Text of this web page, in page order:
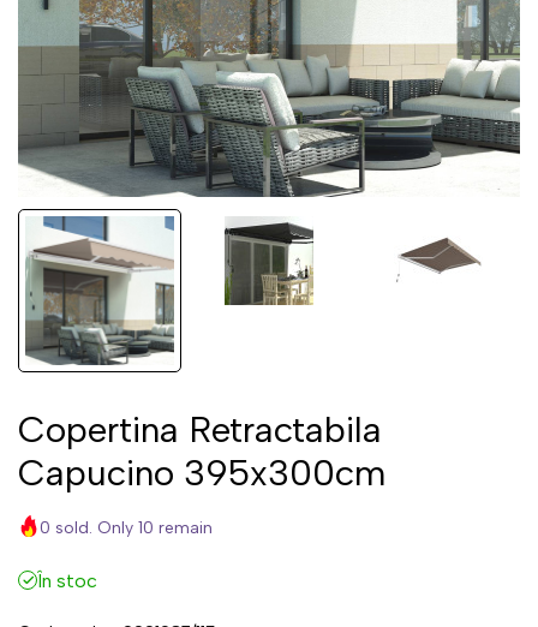
Copertina Retractabila
Capucino 395x300cm
0 sold. Only 10 remain
În stoc